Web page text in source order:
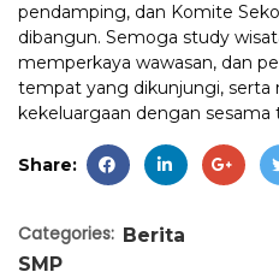
pendamping, dan Komite
dibangun. Semoga study
memperkaya wawasan, dan
tempat yang dikunjungi, serta
kekeluargaan dengan
Share:
Categories: Berita
SMP